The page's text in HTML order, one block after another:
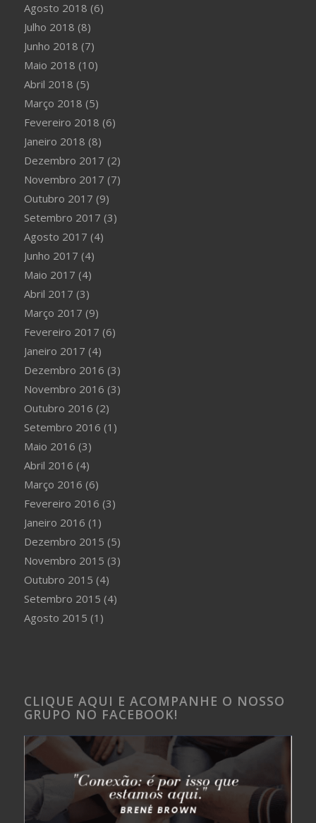
Agosto 2018 (6)
Julho 2018 (8)
Junho 2018 (7)
Maio 2018 (10)
Abril 2018 (5)
Março 2018 (5)
Fevereiro 2018 (6)
Janeiro 2018 (8)
Dezembro 2017 (2)
Novembro 2017 (7)
Outubro 2017 (9)
Setembro 2017 (3)
Agosto 2017 (4)
Junho 2017 (4)
Maio 2017 (4)
Abril 2017 (3)
Março 2017 (9)
Fevereiro 2017 (6)
Janeiro 2017 (4)
Dezembro 2016 (3)
Novembro 2016 (3)
Outubro 2016 (2)
Setembro 2016 (1)
Maio 2016 (3)
Abril 2016 (4)
Março 2016 (6)
Fevereiro 2016 (3)
Janeiro 2016 (1)
Dezembro 2015 (5)
Novembro 2015 (3)
Outubro 2015 (4)
Setembro 2015 (4)
Agosto 2015 (1)
CLIQUE AQUI E ACOMPANHE O NOSSO
GRUPO NO FACEBOOK!